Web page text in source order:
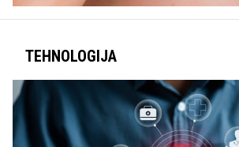
TEHNOLOGIJA